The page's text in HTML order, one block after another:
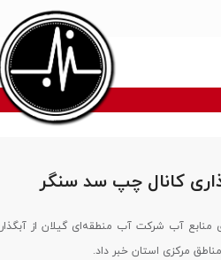
کانال چپ سد سنگر
منابع آب شرکت آب منطقه‌ای گیلان از
مناطق مرکزی استان خبر داد.